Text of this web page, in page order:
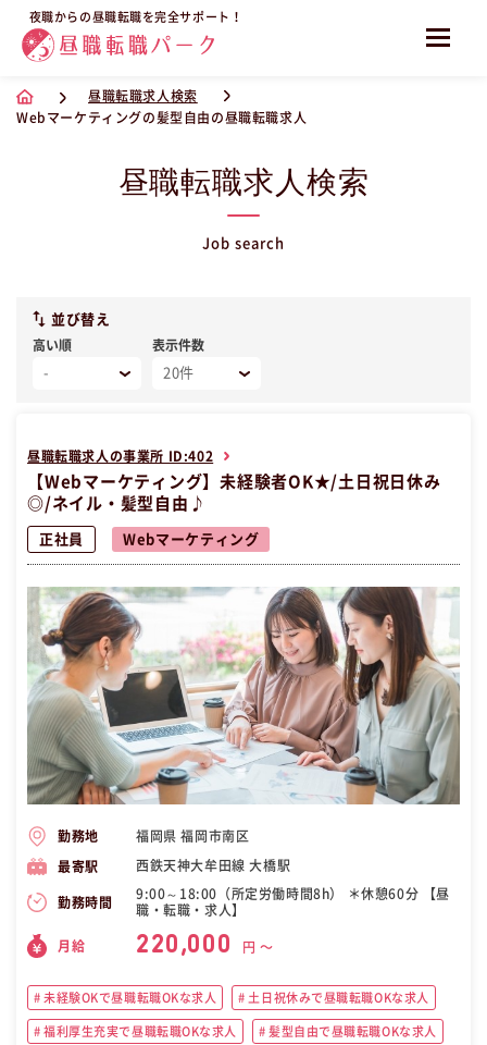
夜職からの昼職転職を完全サポート！
昼職転職求人検索
Webマーケティングの髪型自由の昼職転職求人
昼職転職求人検索
Job search
並び替え
高い順 表示件数
昼職転職求人の事業所 ID:402
【Webマーケティング】未経験者OK★/土日祝日休み
◎/ネイル・髪型自由♪
正社員 Webマーケティング
勤務地 福岡県 福岡市南区
最寄駅 西鉄天神大牟田線 大橋駅
勤務時間
9:00～18:00（所定労働時間8h） ＊休憩60分 【昼
職・転職・求人】
月給 220,000 円 〜
未経験OKで昼職転職OKな求人 土日祝休みで昼職転職OKな求人
福利厚生充実で昼職転職OKな求人 髪型自由で昼職転職OKな求人